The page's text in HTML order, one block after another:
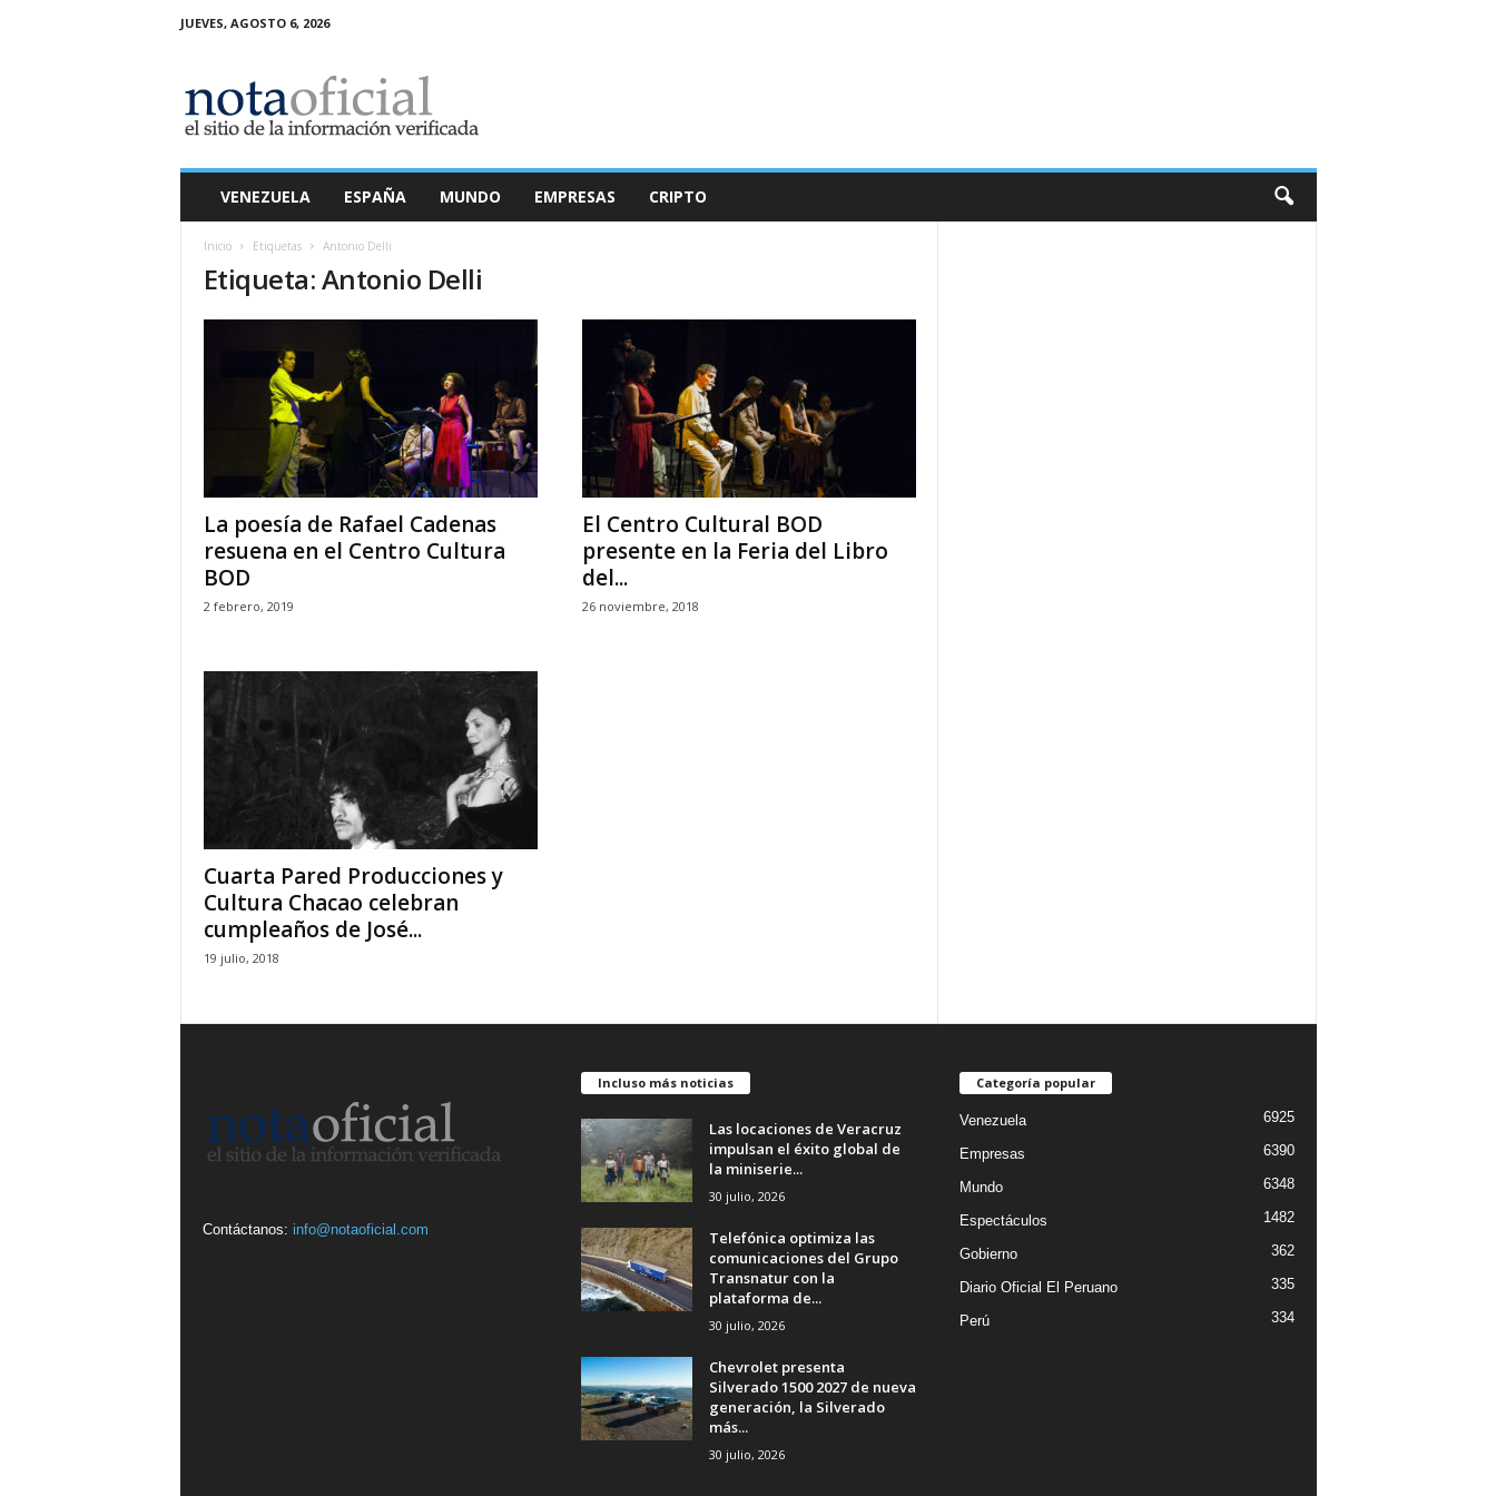
JUEVES, AGOSTO 6, 2026
a
O
VENEZUELA ESPAÑA MUNDO EMPRESAS CRIPTO
Inicio Etiquetas Antonio Delli
Etiqueta: Antonio Delli
La poesía de Rafael Cadenas
resuena en el Centro Cultura
BOD
2 febrero, 2019
El Centro Cultural BOD
presente en la Feria del Libro
del...
26 noviembre, 2018
Cuarta Pared Producciones y
Cultura Chacao celebran
cumpleaños de José...
19 julio, 2018
Contáctanos: info@notaoficial.com
Incluso más noticias
Las locaciones de Veracruz
impulsan el éxito global de
la miniserie...
30 julio, 2026
Telefónica optimiza las
comunicaciones del Grupo
Transnatur con la
plataforma de...
30 julio, 2026
Chevrolet presenta
Silverado 1500 2027 de nueva
generación, la Silverado
más...
30 julio, 2026
Categoría popular
Venezuela 6925
Empresas 6390
Mundo 6348
Espectáculos 1482
Gobierno 362
Diario Oficial El Peruano 335
Perú 334